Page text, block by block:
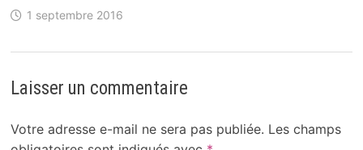
1 septembre 2016
Laisser un commentaire
Votre adresse e-mail ne sera pas publiée. Les champs